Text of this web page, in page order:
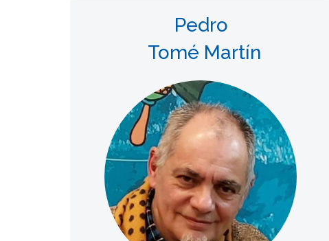
Pedro
Tomé Martín